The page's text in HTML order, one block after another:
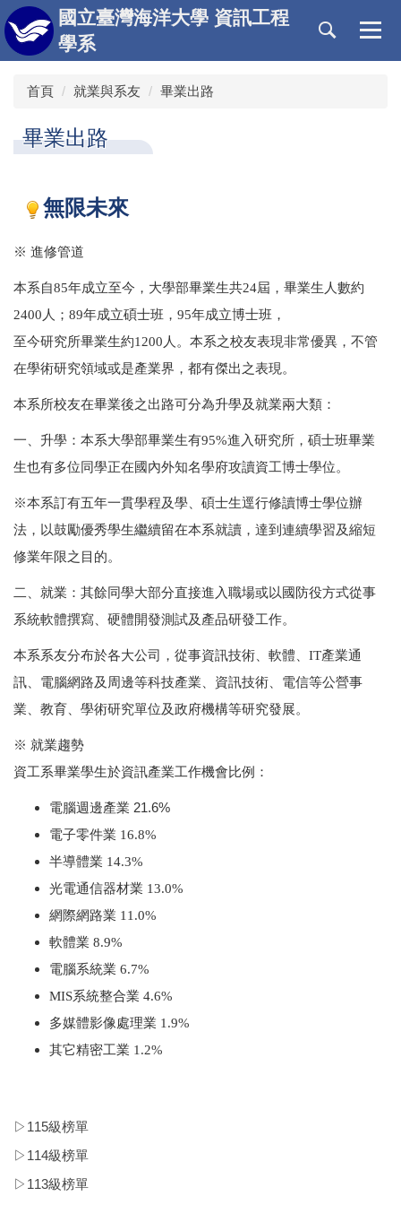
跳
到
主
國立臺灣海洋大學 資訊工程
學系
首頁 就業與系友 畢業出路
畢業出路
無限未來
※ 進修管道
本系自85年成立至今，大學部畢業生共24屆，畢業生人數約
2400人；89年成立碩士班，95年成立博士班，
至今研究所畢業生約1200人。本系之校友表現非常優異，不管
在學術研究領域或是產業界，都有傑出之表現。
本系所校友在畢業後之出路可分為升學及就業兩大類：
一、升學：本系大學部畢業生有95%進入研究所，碩士班畢業
生也有多位同學正在國內外知名學府攻讀資工博士學位。
※本系訂有五年一貫學程及學、碩士生逕行修讀博士學位辦
法，以鼓勵優秀學生繼續留在本系就讀，達到連續學習及縮短
修業年限之目的。
二、就業：其餘同學大部分直接進入職場或以國防役方式從事
系統軟體撰寫、硬體開發測試及產品研發工作。
本系系友分布於各大公司，從事資訊技術、軟體、IT產業通
訊、電腦網路及周邊等科技產業、資訊技術、電信等公營事
業、教育、學術研究單位及政府機構等研究發展。
※ 就業趨勢
資工系畢業學生於資訊產業工作機會比例：
電腦週邊產業 21.6%
電子零件業 16.8%
半導體業 14.3%
光電通信器材業 13.0%
網際網路業 11.0%
軟體業 8.9%
電腦系統業 6.7%
MIS系統整合業 4.6%
多媒體影像處理業 1.9%
其它精密工業 1.2%
▷115級榜單
▷114級榜單
▷113級榜單